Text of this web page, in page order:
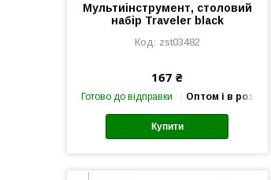
Мультиінструмент, столовий
набір Traveler black
zst03482
167 ₴
Готово до відправки Оптом і в роздріб
Купити